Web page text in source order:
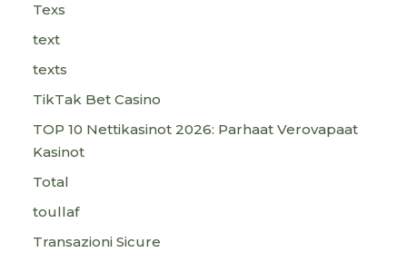
Texs
text
texts
TikTak Bet Casino
TOP 10 Nettikasinot 2026: Parhaat Verovapaat
Kasinot
Total
toullaf
Transazioni Sicure